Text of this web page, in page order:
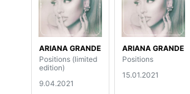
ARIANA GRANDE
Positions (limited
edition)
9.04.2021
ARIANA GRANDE
Positions
15.01.2021